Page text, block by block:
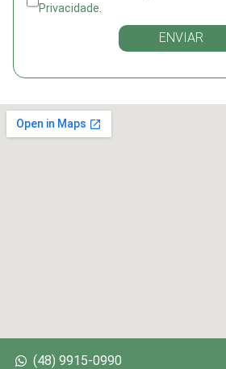
Privacidade.
ENVIAR
(48) 9915-0990